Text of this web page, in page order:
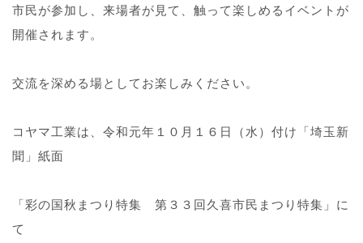
市民が参加し、来場者が見て、触って楽しめるイベントが
開催されます。
交流を深める場としてお楽しみください。
コヤマ工業は、令和元年１０月１６日（水）付け「埼玉新
聞」紙面
「彩の国秋まつり特集 第３３回久喜市民まつり特集」に
て